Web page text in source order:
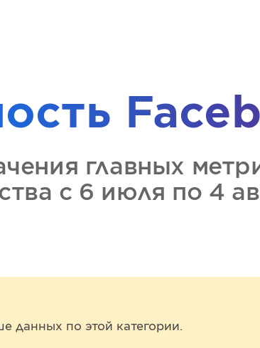
главных
с 6 июля по 4
данных по этой категории.